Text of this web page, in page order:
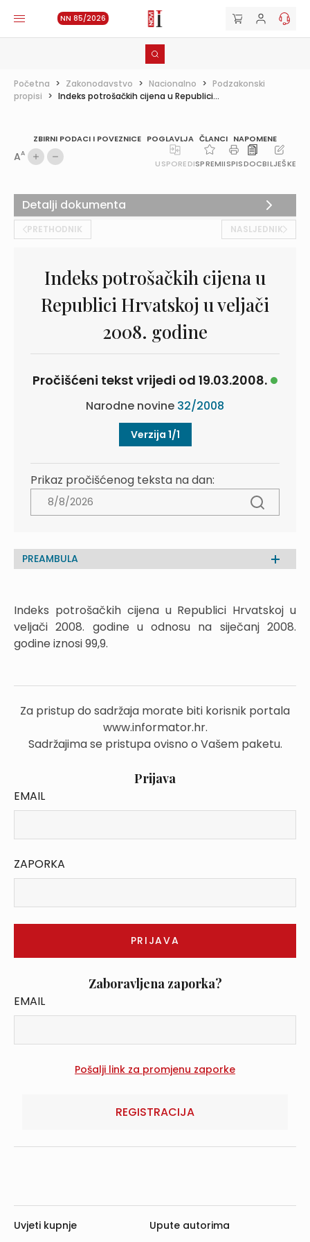
NN 85/2026
Početna > Zakonodavstvo > Nacionalno > Podzakonski
propisi > Indeks potrošačkih cijena u Republici...
ZBIRNI PODACI I POVEZNICE POGLAVLJA ČLANCI NAPOMENE
AA
USPOREDISPREMIISPISDOCBILJEŠKE
PRETHODNIK NASLJEDNIK
Indeks potrošačkih cijena u
Republici Hrvatskoj u veljači
2008. godine
Pročišćeni tekst vrijedi od 19.03.2008.
Narodne novine 32/2008
Verzija 1/1
Prikaz pročišćenog teksta na dan:
PREAMBULA
Indeks potrošačkih cijena u Republici Hrvatskoj u
veljači 2008. godine u odnosu na siječanj 2008.
godine iznosi 99,9.
Za pristup do sadržaja morate biti korisnik portala
www.informator.hr.
Sadržajima se pristupa ovisno o Vašem paketu.
Prijava
EMAIL
ZAPORKA
Zaboravljena zaporka?
EMAIL
REGISTRACIJA
Detalji dokumenta
Uvjeti kupnje Upute autorima